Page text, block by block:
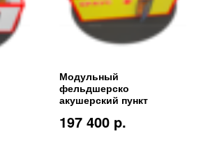
Модульный
фельдшерско
акушерский пункт
197 400 p.